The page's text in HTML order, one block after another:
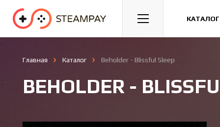
Спорт Гонки Казуальные
Главная Каталог Beholder - Blissful Sleep
BEHOLDER -